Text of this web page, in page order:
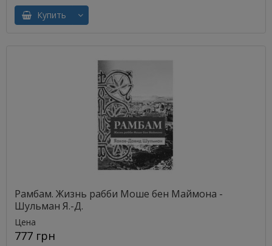
Купить
Рамбам. Жизнь рабби Моше бен Маймона -
Шульман Я.-Д.
Цена
777 грн